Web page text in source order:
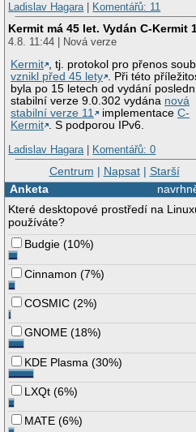
Ladislav Hagara| Komentářů: 11
Kermit má 45 let. Vydán C-Kermit
4.8. 11:44 | Nová verze
Kermit , tj. protokol pro přenos
vznikl před 45 lety . Při této
byla po 15 letech od vydání
stabilní verze 9.0.302 vydána nová
stabilní verze 11
implementaceC-
Kermit . S podporou IPv6.
Ladislav Hagara| Komentářů: 0
Centrum | Napsat| Starší
Anketa
Které desktopové prostředí na
používáte?
Budgie (10%)
Cinnamon (7%)
COSMIC (2%)
GNOME (18%)
KDE Plasma (30%)
LXQt (6%)
MATE (6%)